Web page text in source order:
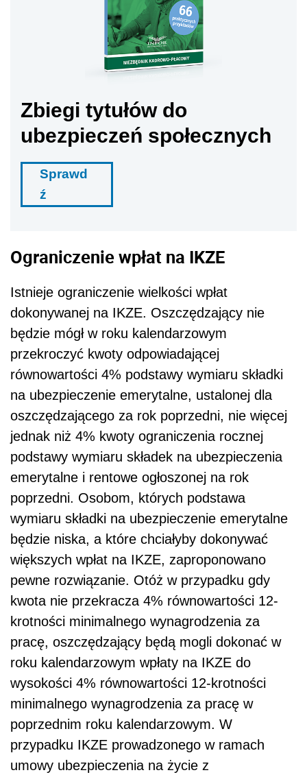
Zbiegi tytułów do
ubezpieczeń społecznych
Sprawd
ź
Ograniczenie wpłat na IKZE
Istnieje ograniczenie wielkości wpłat
dokonywanej na IKZE. Oszczędzający nie
będzie mógł w roku kalendarzowym
przekroczyć kwoty odpowiadającej
równowartości 4% podstawy wymiaru składki
na ubezpieczenie emerytalne, ustalonej dla
oszczędzającego za rok poprzedni, nie więcej
jednak niż 4% kwoty ograniczenia rocznej
podstawy wymiaru składek na ubezpieczenia
emerytalne i rentowe ogłoszonej na rok
poprzedni. Osobom, których podstawa
wymiaru składki na ubezpieczenie emerytalne
będzie niska, a które chciałyby dokonywać
większych wpłat na IKZE, zaproponowano
pewne rozwiązanie. Otóż w przypadku gdy
kwota nie przekracza 4% równowartości 12-
krotności minimalnego wynagrodzenia za
pracę, oszczędzający będą mogli dokonać w
roku kalendarzowym wpłaty na IKZE do
wysokości 4% równowartości 12-krotności
minimalnego wynagrodzenia za pracę w
poprzednim roku kalendarzowym. W
przypadku IKZE prowadzonego w ramach
umowy ubezpieczenia na życie z